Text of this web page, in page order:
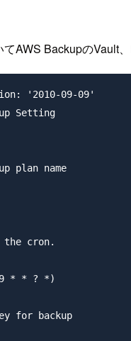
AWS BackupのVault
'2010-09-09'
Setting
plan name
cron.
* * ? *)
for backup